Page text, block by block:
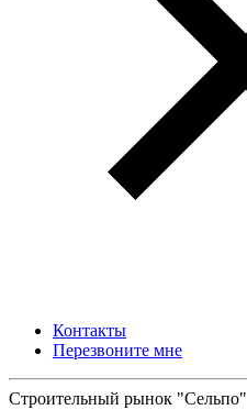
Контакты
Перезвоните мне
Строительный рынок "Сельпо"